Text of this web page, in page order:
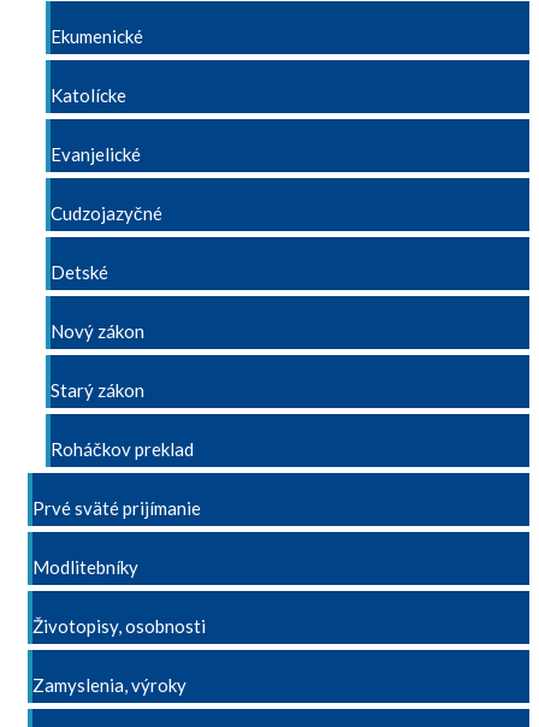
Ekumenické
Katolícke
Evanjelické
Cudzojazyčné
Detské
Nový zákon
Starý zákon
Roháčkov preklad
Prvé sväté prijímanie
Modlitebníky
Životopisy, osobnosti
Zamyslenia, výroky